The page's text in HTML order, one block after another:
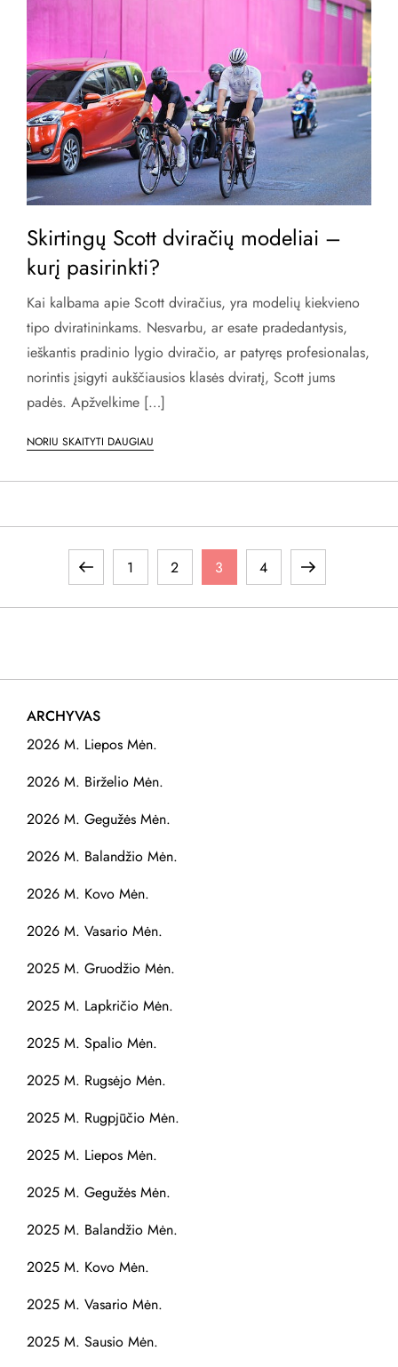
Skirtingų Scott dviračių modeliai –
kurį pasirinkti?
Kai kalbama apie Scott dviračius, yra modelių kiekvieno
tipo dviratininkams. Nesvarbu, ar esate pradedantysis,
ieškantis pradinio lygio dviračio, ar patyręs profesionalas,
norintis įsigyti aukščiausios klasės dviratį, Scott jums
padės. Apžvelkime […]
NORIU SKAITYTI DAUGIAU
r
š
Previous
page
Page
1 Page
2 Page
3 Page
4
Next
page
ARCHYVAS
2026 M. Liepos Mėn.
2026 M. Birželio Mėn.
2026 M. Gegužės Mėn.
2026 M. Balandžio Mėn.
2026 M. Kovo Mėn.
2026 M. Vasario Mėn.
2025 M. Gruodžio Mėn.
2025 M. Lapkričio Mėn.
2025 M. Spalio Mėn.
2025 M. Rugsėjo Mėn.
2025 M. Rugpjūčio Mėn.
2025 M. Liepos Mėn.
2025 M. Gegužės Mėn.
2025 M. Balandžio Mėn.
2025 M. Kovo Mėn.
2025 M. Vasario Mėn.
2025 M. Sausio Mėn.